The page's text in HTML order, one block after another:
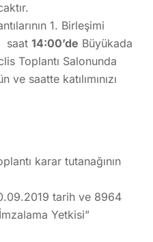
1. Birleşimi
saat14:00’de Büyükada
Toplantı Salonunda
ve saatte katılımınızı
karar tutanağının
tarih ve 8964
Yetkisi”